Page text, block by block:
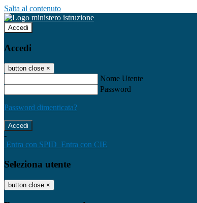
Salta al contenuto
Accedi
Accedi
button close ×
Nome Utente
Password
Password dimenticata?
-
Entra con SPID Entra con CIE
Seleziona utente
button close ×